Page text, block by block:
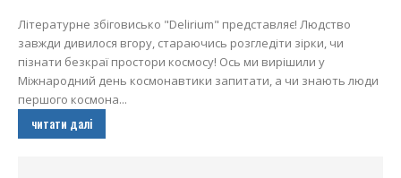
Літературне збіговисько "Delirium" представляє! Людство
завжди дивилося вгору, стараючись розгледіти зірки, чи
пізнати безкраї простори космосу! Ось ми вирішили у
Міжнародний день космонавтики запитати, а чи знають люди
першого космона...
читати далі